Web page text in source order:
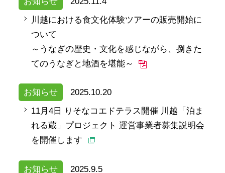
川越における食文化体験ツアーの販売開始に
ついて
～うなぎの歴史・文化を感じながら、捌きた
てのうなぎと地酒を堪能～
お知らせ
2025.10.20
11月4日 りそなコエドテラス開催 川越「泊ま
れる蔵」プロジェクト 運営事業者募集説明会
を開催します
お知らせ 2025.9.5